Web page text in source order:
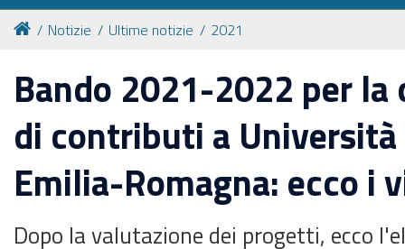
Per chi vive all'estero
Newsletter
Notizie Ultime notizie 2021
Bando 2021-2022 per la
di contributi a Università
Emilia-Romagna: ecco i
Dopo la valutazione dei progetti, ecco